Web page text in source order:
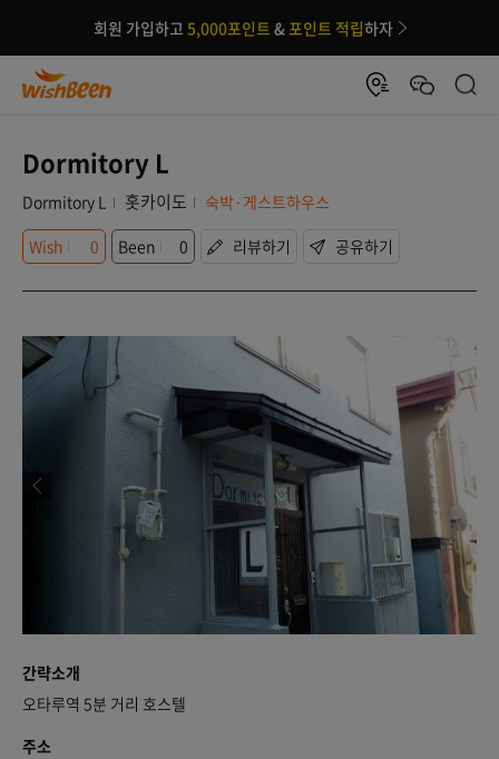
회원 가입하고 5,000포인트 &포인트 적립하자
Dormitory L
Dormitory L 홋카이도
숙박·게스트하우스
Wish
0 Been 0 리뷰하기 공유하기
간략소개
오타루역 5분 거리 호스텔
주소